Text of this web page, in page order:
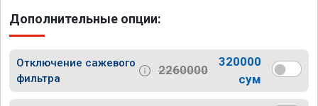
Дополнительные опции:
Отключение сажевого
фильтра
2260000
320000
сум